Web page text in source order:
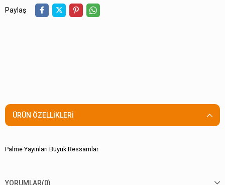
Paylaş
ÜRÜN ÖZELLIKLERI
Palme Yayınları Büyük Ressamlar
YORUMLAR(0)